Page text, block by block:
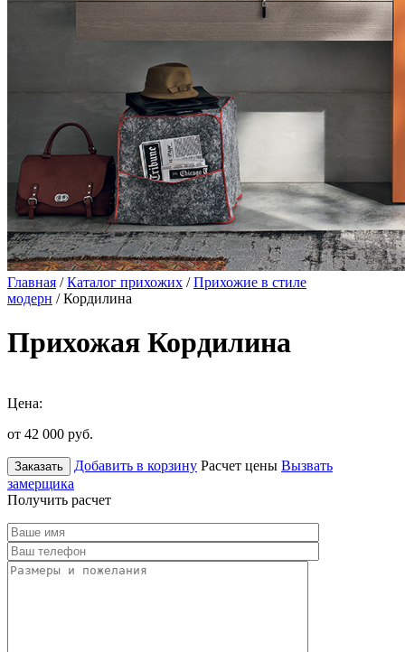
Главная /Каталог прихожих /Прихожие в стиле
модерн / Кордилина
Прихожая Кордилина
Цена:
от 42 000 руб.
Заказать Добавить в корзину Расчет цены Вызвать
замерщика
Получить расчет